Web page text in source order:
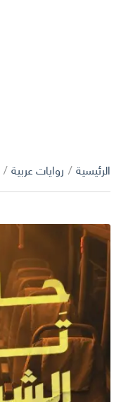
الرئيسية / روايات عربية /